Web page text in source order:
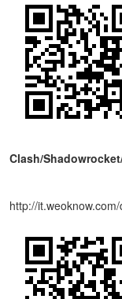
Clash/
http://